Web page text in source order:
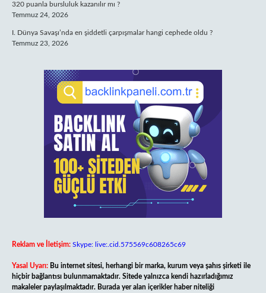
320 puanla bursluluk kazanılır mı ?
Temmuz 24, 2026
I. Dünya Savaşı’nda en şiddetli çarpışmalar hangi cephede oldu ?
Temmuz 23, 2026
Reklam ve İletişim: Skype: live:.cid.575569c608265c69
Yasal Uyarı: Bu internet sitesi, herhangi bir marka, kurum veya şahıs şirketi ile
hiçbir bağlantısı bulunmamaktadır. Sitede yalnızca kendi hazırladığımız
makaleler paylaşılmaktadır. Burada yer alan içerikler haber niteliği